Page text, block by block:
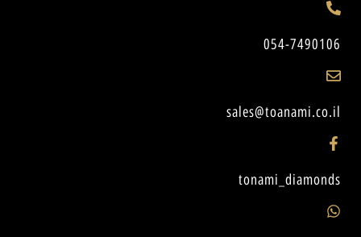
054-7490106
sales@toanami.co.il
tonami_diamonds